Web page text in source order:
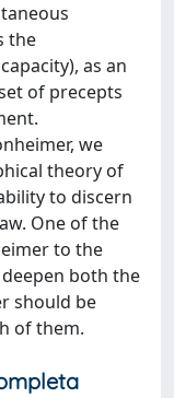
the
as an
of precepts
we
theory of
to discern
One of the
to the
both the
should be
of them.